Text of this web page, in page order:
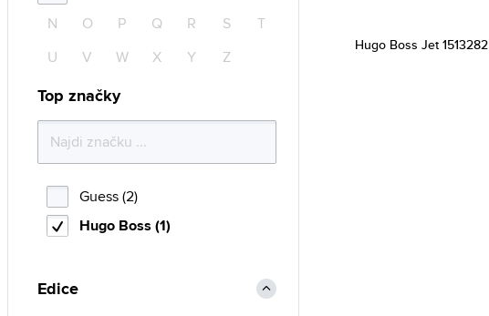
Hugo Boss Jet 1513282
N
O P Q R S
T
U
V W X Y Z
Top značky
Guess (2)
Hugo Boss (1)
Edice